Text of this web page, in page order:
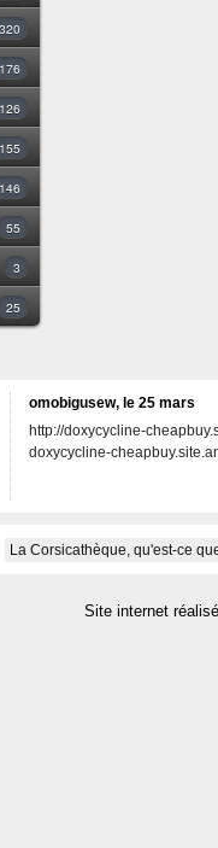
320
176
126
155
146
55
3
25
omobigusew, le 25 mars
http://doxycycline-
doxycycline-
La Corsicathèque, qu'est-ce
Site internet